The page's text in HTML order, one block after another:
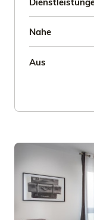
Nahe
Aus